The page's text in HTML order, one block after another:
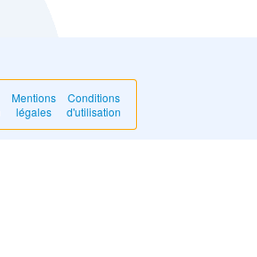
Mentions
légales
Conditions
d'utilisation